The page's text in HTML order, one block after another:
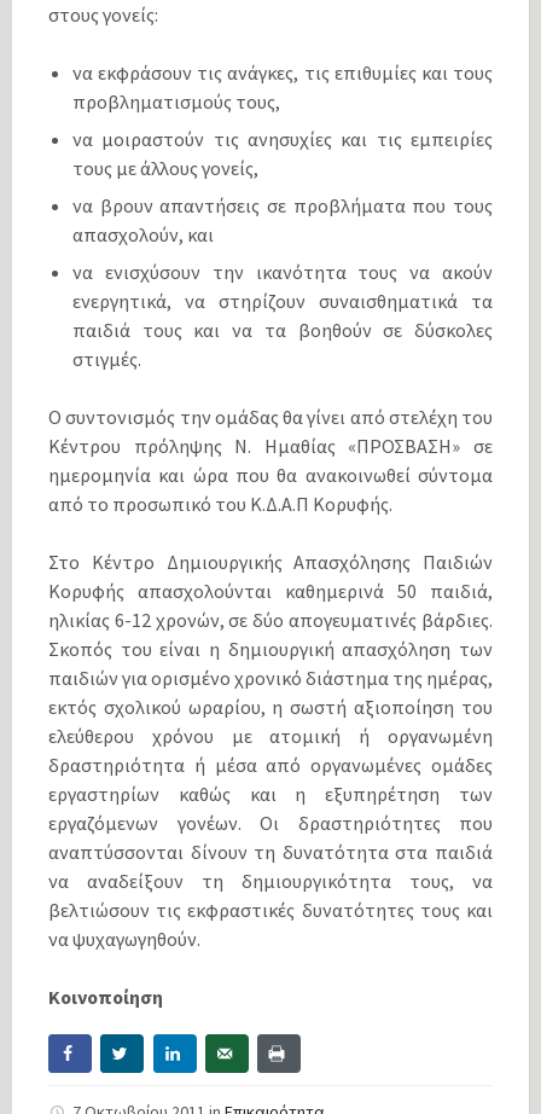
στους γονείς:
να εκφράσουν τις ανάγκες, τις επιθυμίες και τους
προβληματισμούς τους,
να μοιραστούν τις ανησυχίες και τις εμπειρίες
τους με άλλους γονείς,
να βρουν απαντήσεις σε προβλήματα που τους
απασχολούν, και
να ενισχύσουν την ικανότητα τους να ακούν
ενεργητικά, να στηρίζουν συναισθηματικά τα
παιδιά τους και να τα βοηθούν σε δύσκολες
στιγμές.
Ο συντονισμός την ομάδας θα γίνει από στελέχη του
Κέντρου πρόληψης Ν. Ημαθίας «ΠΡΟΣΒΑΣΗ» σε
ημερομηνία και ώρα που θα ανακοινωθεί σύντομα
από το προσωπικό του Κ.Δ.Α.Π Κορυφής.
Στο Κέντρο Δημιουργικής Απασχόλησης Παιδιών
Κορυφής απασχολούνται καθημερινά 50 παιδιά,
ηλικίας 6-12 χρονών, σε δύο απογευματινές βάρδιες.
Σκοπός του είναι η δημιουργική απασχόληση των
παιδιών για ορισμένο χρονικό διάστημα της ημέρας,
εκτός σχολικού ωραρίου, η σωστή αξιοποίηση του
ελεύθερου χρόνου με ατομική ή οργανωμένη
δραστηριότητα ή μέσα από οργανωμένες ομάδες
εργαστηρίων καθώς και η εξυπηρέτηση των
εργαζόμενων γονέων. Οι δραστηριότητες που
αναπτύσσονται δίνουν τη δυνατότητα στα παιδιά
να αναδείξουν τη δημιουργικότητα τους, να
βελτιώσουν τις εκφραστικές δυνατότητες τους και
να ψυχαγωγηθούν.
Κοινοποίηση